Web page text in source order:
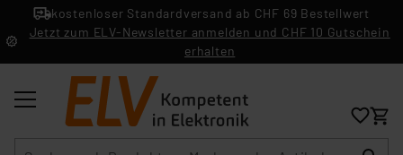
kostenloser Standardversand ab CHF 69 Bestellwert
Jetzt zum ELV-Newsletter anmelden und CHF 10 Gutschein
erhalten